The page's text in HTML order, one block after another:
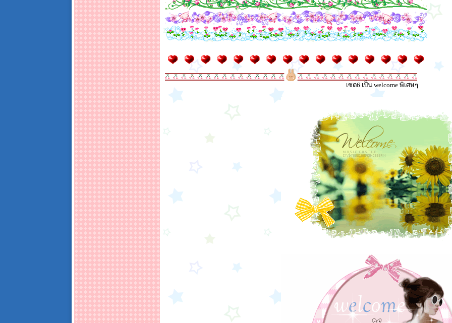
เซต6 เป็น welcome พิเศษๆ